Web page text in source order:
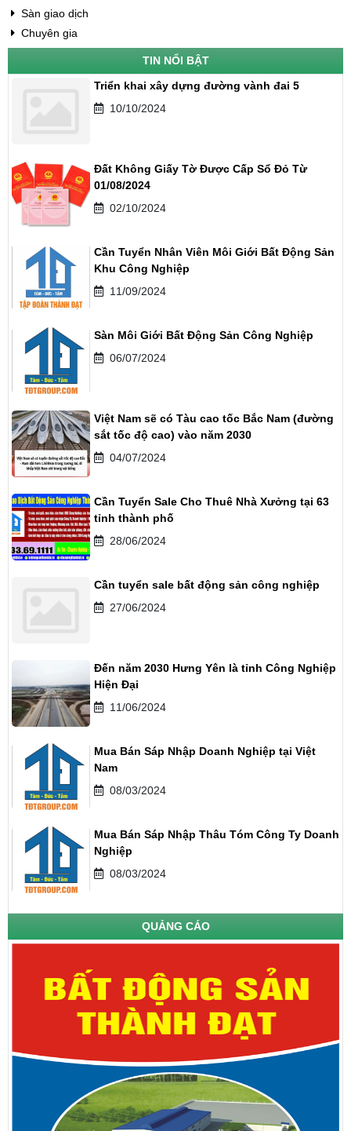
Sàn giao dịch
Chuyên gia
TIN NỔI BẬT
Triển khai xây dựng đường vành đai 5
10/10/2024
Đất Không Giấy Tờ Được Cấp Sổ Đỏ Từ
01/08/2024
02/10/2024
Cần Tuyển Nhân Viên Môi Giới Bất Động Sản
Khu Công Nghiệp
11/09/2024
Sàn Môi Giới Bất Động Sản Công Nghiệp
06/07/2024
Việt Nam sẽ có Tàu cao tốc Bắc Nam (đường
sắt tốc độ cao) vào năm 2030
04/07/2024
Cần Tuyển Sale Cho Thuê Nhà Xưởng tại 63
tỉnh thành phố
28/06/2024
Cần tuyển sale bất động sản công nghiệp
27/06/2024
Đến năm 2030 Hưng Yên là tỉnh Công Nghiệp
Hiện Đại
11/06/2024
Mua Bán Sáp Nhập Doanh Nghiệp tại Việt
Nam
08/03/2024
Mua Bán Sáp Nhập Thâu Tóm Công Ty Doanh
Nghiệp
08/03/2024
QUẢNG CÁO